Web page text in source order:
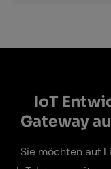
IoT
Gate­way
Sie möchten auf